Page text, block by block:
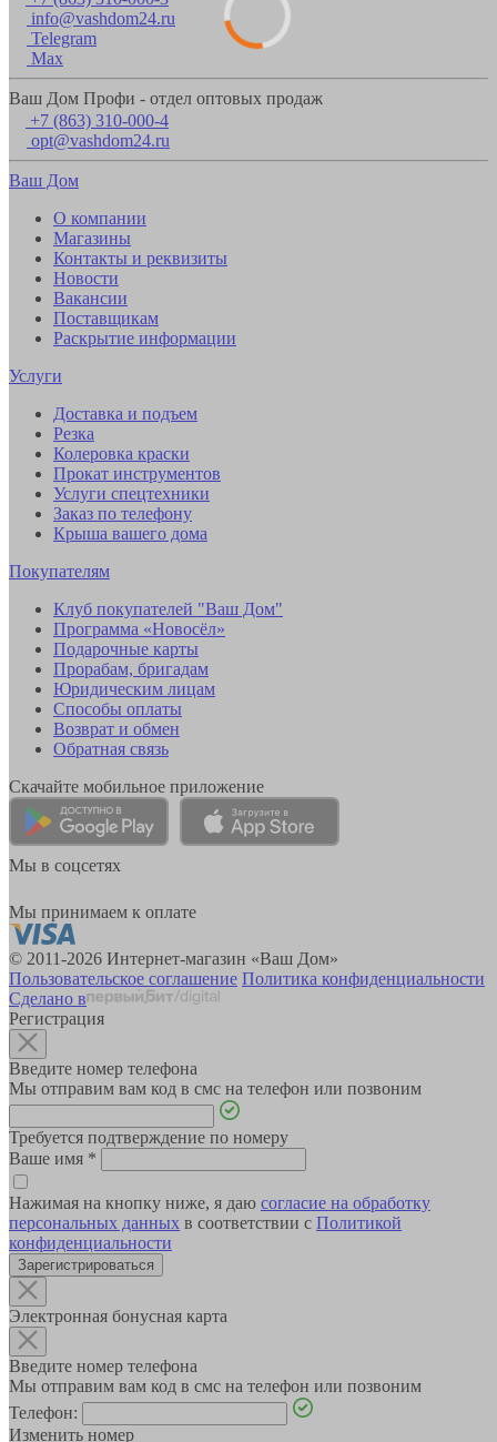
info@vashdom24.ru
Telegram
Max
Ваш Дом Профи - отдел оптовых продаж
+7 (863) 310-000-4
opt@vashdom24.ru
Ваш Дом
О компании
Магазины
Контакты и реквизиты
Новости
Вакансии
Поставщикам
Раскрытие информации
Услуги
Доставка и подъем
Резка
Колеровка краски
Прокат инструментов
Услуги спецтехники
Заказ по телефону
Крыша вашего дома
Покупателям
Клуб покупателей "Ваш Дом"
Программа «Новосёл»
Подарочные карты
Прорабам, бригадам
Юридическим лицам
Способы оплаты
Возврат и обмен
Обратная связь
Скачайте мобильное приложение
Мы в соцсетях
Мы принимаем к оплате
© 2011-2026 Интернет-магазин «Ваш Дом»
Пользовательское соглашение Политика конфиденциальности
Сделано в
Регистрация
Введите номер телефона
Мы отправим вам код в смс на телефон или позвоним
Требуется подтверждение по номеру
Ваше имя *
Нажимая на кнопку ниже, я даю согласие на обработку
персональных данных в соответствии с Политикой
конфиденциальности
Зарегистрироваться
Электронная бонусная карта
Введите номер телефона
Мы отправим вам код в смс на телефон или позвоним
Телефон:
Изменить номер